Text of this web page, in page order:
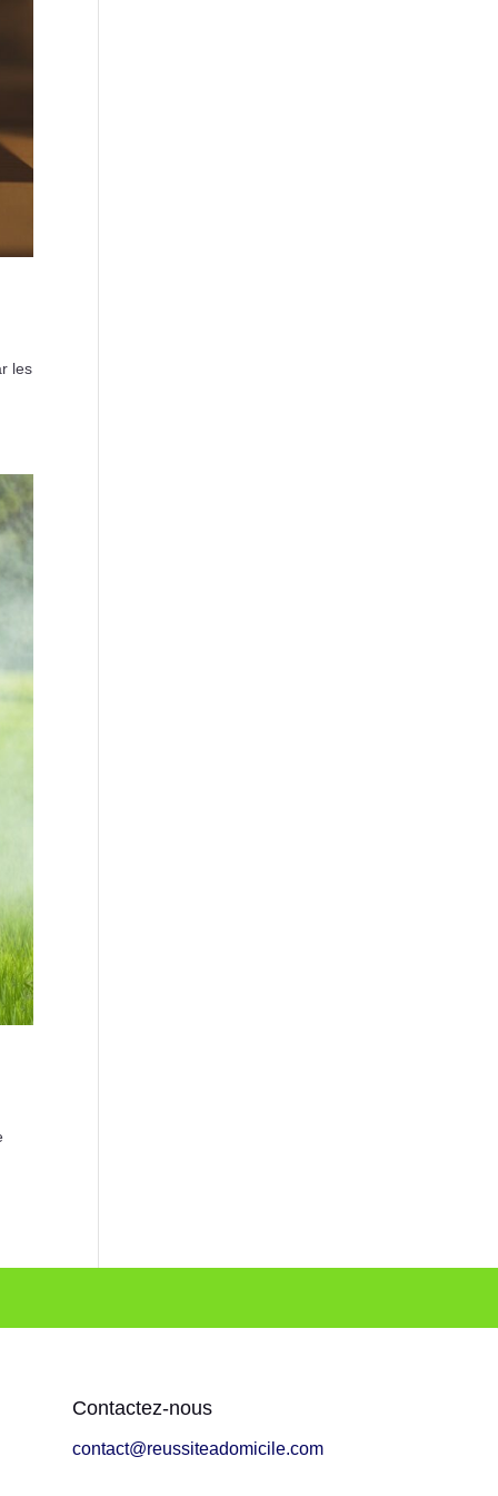
les
Contactez-nous
contact@reussiteadomicile.com